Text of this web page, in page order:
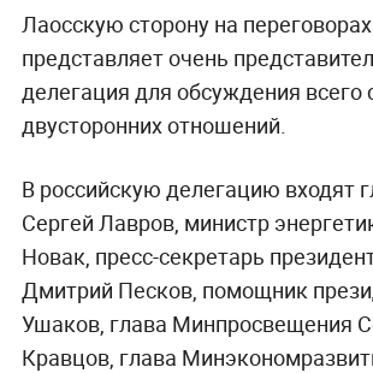
Лаосскую сторону на переговорах
представляет очень
делегация для обсуждения всего
двусторонних отношений.
В российскую делегацию
Сергей Лавров, министр
Новак, пресс-секретарь
Дмитрий Песков, помощник
Ушаков, глава Минпросвещения
Кравцов, глава